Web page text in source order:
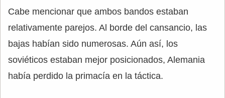
Cabe mencionar que ambos bandos estaban
relativamente parejos. Al borde del cansancio, las
bajas habían sido numerosas. Aún así, los
soviéticos estaban mejor posicionados, Alemania
había perdido la primacía en la táctica.